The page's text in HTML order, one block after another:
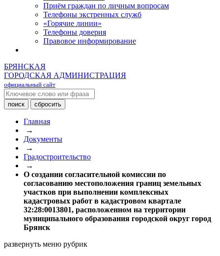
Приём граждан по личным вопросам
Телефоны экстренных служб
«Горячие линии»
Телефоны доверия
Правовое информирование
БРЯНСКАЯ
ГОРОДСКАЯ АДМИНИСТРАЦИЯ
официальный сайт
Главная
→
Документы
→
Градостроительство
→
О создании согласительной комиссии по
согласованию местоположения границ земельных
участков при выполнении комплексных
кадастровых работ в кадастровом квартале
32:28:0013801, расположенном на территории
муниципального образования городской округ город
Брянск
развернуть меню рубрик